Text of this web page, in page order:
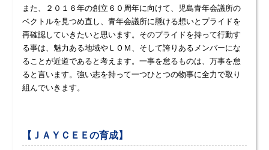
また、２０１６年の創立６０周年に向けて、児島青年会議所の
ベクトルを見つめ直し、青年会議所に懸ける想いとプライドを
再確認していきたいと思います。そのプライドを持って行動す
る事は、魅力ある地域やＬＯＭ、そして誇りあるメンバーにな
ることが近道であると考えます。一事を怠るものは、万事を怠
ると言います。強い志を持って一つひとつの物事に全力で取り
組んでいきます。
【ＪＡＹＣＥＥの育成】